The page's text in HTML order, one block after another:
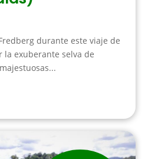
durante este viaje de
exuberante selva de